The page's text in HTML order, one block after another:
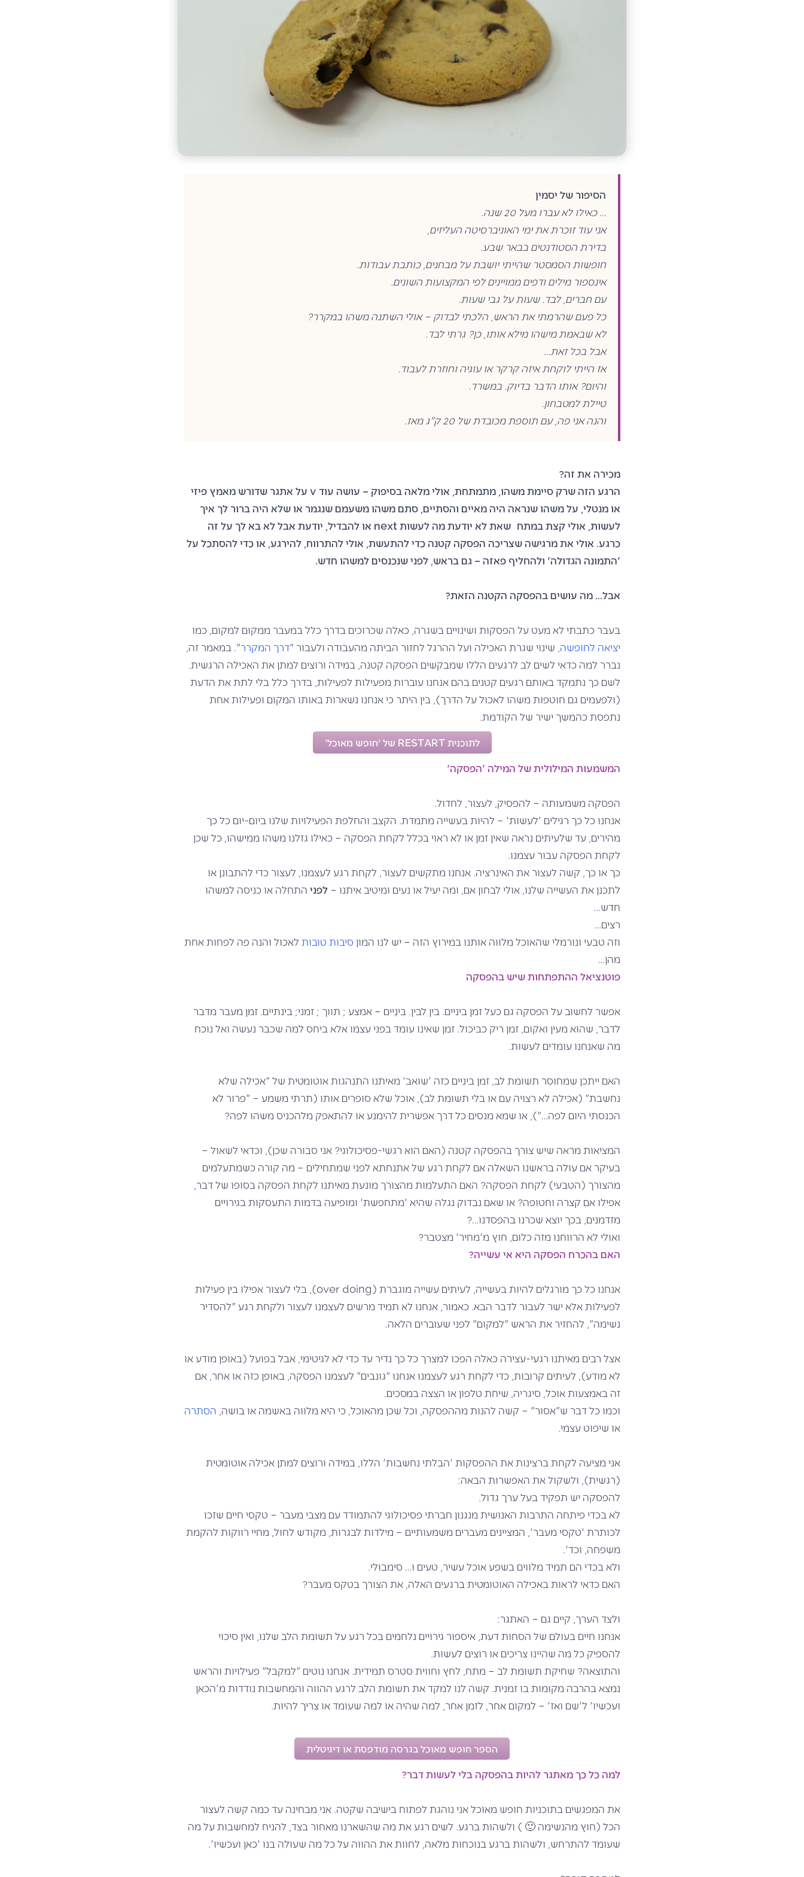
הסיפור של יסמין
… כאילו לא עברו מעל 20 שנה.
אני עוד זוכרת את ימי האוניברסיטה העליזים,
בדירת הסטודנטים בבאר שבע.
חופשות הסמסטר שהייתי יושבת על מבחנים, כותבת עבודות.
אינספור מילים ודפים ממויינים לפי המקצועות השונים.
עם חברים, לבד. שעות על גבי שעות.
כל פעם שהרמתי את הראש, הלכתי לבדוק – אולי השתנה משהו במקרר?
לא שבאמת מישהו מילא אותו, כן? גרתי לבד.
אבל בכל זאת…
אז הייתי לוקחת איזה קרקר או עוגיה וחוזרת לעבוד.
והיום? אותו הדבר בדיוק. במשרד.
טיילת למטבחון.
והנה אני פה, עם תוספת מכובדת של 20 ק"ג מאז.
מכירה את זה?
הרגע הזה שרק סיימת משהו, מתמתחת, אולי מלאה בסיפוק – עושה עוד v על אתגר שדורש מאמץ פיזי
או מנטלי, על משהו שנראה היה מאיים והסתיים, סתם משהו משעמם שנגמר או שלא היה ברור לך איך
לעשות, אולי קצת במתח שאת לא יודעת מה לעשות next או להבדיל, יודעת אבל לא בא לך על זה
כרגע. אולי את מרגישה שצריכה הפסקה קטנה כדי להתעשת, אולי להתרווח, להירגע, או כדי להסתכל על
'התמונה הגדולה' ולהחליף פאזה – גם בראש, לפני שנכנסים למשהו חדש.
אבל… מה עושים בהפסקה הקטנה הזאת?
בעבר כתבתי לא מעט על הפסקות ושינויים בשגרה, כאלה שכרוכים בדרך כלל במעבר ממקום למקום, כמו
יציאה לחופשה, שינוי שגרת האכילה ועל ההרגל לחזור הביתה מהעבודה ולעבור "דרך המקרר". במאמר זה,
נברר למה כדאי לשים לב לרגעים הללו שמבקשים הפסקה קטנה, במידה ורוצים למתן את האכילה הרגשית.
לשם כך נתמקד באותם רגעים קטנים בהם אנחנו עוברות מפעילות לפעילות, בדרך כלל בלי לתת את הדעת
(ולפעמים גם חוטפות משהו לאכול על הדרך), בין היתר כי אנחנו נשארות באותו המקום ופעילות אחת
נתפסת כהמשך ישיר של הקודמת.
לתוכנית RESTART של 'חופש מאוכל'
המשמעות המילולית של המילה 'הפסקה'
הפסקה משמעותה – להפסיק, לעצור, לחדול.
אנחנו כל כך רגילים 'לעשות' – להיות בעשייה מתמדת. הקצב והחלפת הפעילויות שלנו ביום-יום כל כך
מהירים, עד שלעיתים נראה שאין זמן או לא ראוי בכלל לקחת הפסקה – כאילו גזלנו משהו ממישהו, כל שכן
לקחת הפסקה עבור עצמנו.
כך או כך, קשה לעצור את האינרציה. אנחנו מתקשים לעצור, לקחת רגע לעצמנו, לעצור כדי להתבונן או
לתכנן את העשייה שלנו, אולי לבחון אם, ומה יעיל או נעים ומיטיב איתנו – לפני התחלה או כניסה למשהו
חדש…
רצים…
וזה טבעי ונורמלי שהאוכל מלווה אותנו במירוץ הזה – יש לנו המון סיבות טובות לאכול והנה פה לפחות אחת
מהן…
פוטנציאל ההתפתחות שיש בהפסקה
אפשר לחשוב על הפסקה גם כעל זמן ביניים. בין לבין. בֵּינַיִים – אמצע ; תווך ; זמני; בינתיים. זמן מעבר מדבר
לדבר, שהוא מעין ואקום, זמן ריק כביכול. זמן שאינו עומד בפני עצמו אלא ביחס למה שכבר נעשה ואל נוכח
מה שאנחנו עומדים לעשות.
האם ייתכן שמחוסר תשומת לב, זמן ביניים כזה 'שואב' מאיתנו התנהגות אוטומטית של "אכילה שלא
נחשבת" (אכילה לא רצויה עם או בלי תשומת לב), אוכל שלא סופרים אותו (תרתי משמע – "פרור לא
הכנסתי היום לפה…"), או שמא מנסים כל דרך אפשרית להימנע או להתאפק מלהכניס משהו לפה?
המציאות מראה שיש צורך בהפסקה קטנה (האם הוא רגשי-פסיכולוגי? אני סבורה שכן), וכדאי לשאול –
בעיקר אם עולה בראשנו השאלה אם לקחת רגע של אתנחתא לפני שמתחילים – מה קורה כשמתעלמים
מהצורך (הטבעי) לקחת הפסקה? האם התעלמות מהצורך מונעת מאיתנו לקחת הפסקה בסופו של דבר,
אפילו אם קצרה וחטופה? או שאם נבדוק נגלה שהיא 'מתחפשת' ומופיעה בדמות התעסקות בגירויים
מזדמנים, בכך יוצא שכרנו בהפסדנו…?
ואולי לא הרווחנו מזה כלום, חוץ מ'מחיר' מצטבר?
האם בהכרח הפסקה היא אי עשייה?
אנחנו כל כך מורגלים להיות בעשייה, לעיתים עשייה מוגברת (over doing), בלי לעצור אפילו בין פעילות
לפעילות אלא ישר לעבור לדבר הבא. כאמור, אנחנו לא תמיד מרשים לעצמנו לעצור ולקחת רגע "להסדיר
נשימה", להחזיר את הראש "למקום" לפני שעוברים הלאה.
אצל רבים מאיתנו רגעי-עצירה כאלה הפכו למצרך כל כך נדיר עד כדי לא לגיטימי, אבל בפועל (באופן מודע או
לא מודע), לעיתים קרובות, כדי לקחת רגע לעצמנו אנחנו "גונבים" לעצמנו הפסקה, באופן כזה או אחר, אם
זה באמצעות אוכל, סיגריה, שיחת טלפון או הצצה במסכים.
וכמו כל דבר ש"אסור" – קשה להנות מההפסקה, וכל שכן מהאוכל, כי היא מלווה באשמה או בושה, הסתרה
או שיפוט עצמי.
אני מציעה לקחת ברצינות את ההפסקות 'הבלתי נחשבות' הללו, במידה ורוצים למתן אכילה אוטומטית
(רגשית), ולשקול את האפשרות הבאה:
להפסקה יש תפקיד בעל ערך גדול.
לא בכדי פיתחה התרבות האנושית מנגנון חברתי פסיכולוגי להתמודד עם מצבי מעבר – טקסי חיים שזכו
לכותרת 'טקסי מעבר', המציינים מעברים משמעותיים – מילדות לבגרות, מקודש לחול, מחיי רווקות להקמת
משפחה, וכד'.
ולא בכדי הם תמיד מלווים בשפע אוכל עשיר, טעים ו… סימבולי.
האם כדאי לראות באכילה האוטומטית ברגעים האלה, את הצורך בטקס מעבר?
ולצד הערך, קיים גם – האתגר:
אנחנו חיים בעולם של הסחות דעת, איספור גירויים נלחמים בכל רגע על תשומת הלב שלנו, ואין סיכוי
להספיק כל מה שהיינו צריכים או רוצים לעשות.
והתוצאה? שחיקת תשומת לב – מתח, לחץ וחווית סטרס תמידית. אנחנו נוטים "למקבל" פעילויות והראש
נמצא בהרבה מקומות בו זמנית. קשה לנו למקד את תשומת הלב לרגע ההווה והמחשבות נודדות מ'הכאן
ועכשיו' ל'שם ואז' – למקום אחר, לזמן אחר, למה שהיה או למה שעומד או צריך להיות.
הספר חופש מאוכל בגרסה מודפסת או דיגיטלית
למה כל כך מאתגר להיות בהפסקה בלי לעשות דבר?
את המפגשים בתוכניות חופש מאוכל אני נוהגת לפתוח בישיבה שקטה. אני מבחינה עד כמה קשה לעצור
הכל (חוץ מהנשימה 🙂 ) ולשהות ברגע. לשים רגע את מה שהשארנו מאחור בצד, להניח למחשבות על מה
שעומד להתרחש, ולשהות ברגע בנוכחות מלאה, לחוות את ההווה על כל מה שעולה בנו 'כאן ועכשיו'.